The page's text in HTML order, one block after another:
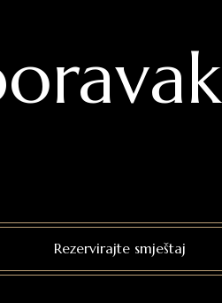
Rezervirajte smještaj